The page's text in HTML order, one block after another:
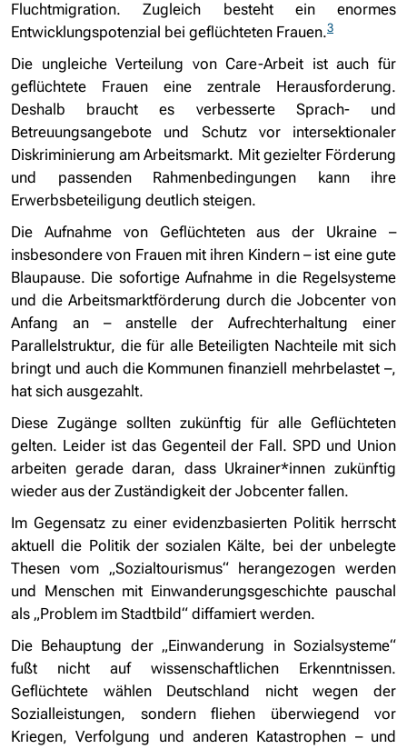
Fluchtmigration. Zugleich besteht ein enormes
Entwicklungspotenzial bei geflüchteten Frauen.3
Die ungleiche Verteilung von Care-Arbeit ist auch für
geflüchtete Frauen eine zentrale Herausforderung.
Deshalb braucht es verbesserte Sprach- und
Betreuungsangebote und Schutz vor intersektionaler
Diskriminierung am Arbeitsmarkt. Mit gezielter Förderung
und passenden Rahmenbedingungen kann ihre
Erwerbsbeteiligung deutlich steigen.
Die Aufnahme von Geflüchteten aus der Ukraine –
insbesondere von Frauen mit ihren Kindern – ist eine gute
Blaupause. Die sofortige Aufnahme in die Regelsysteme
und die Arbeitsmarktförderung durch die Jobcenter von
Anfang an – anstelle der Aufrechterhaltung einer
Parallelstruktur, die für alle Beteiligten Nachteile mit sich
bringt und auch die Kommunen finanziell mehrbelastet –,
hat sich ausgezahlt.
Diese Zugänge sollten zukünftig für alle Geflüchteten
gelten. Leider ist das Gegenteil der Fall. SPD und Union
arbeiten gerade daran, dass Ukrainer*innen zukünftig
wieder aus der Zuständigkeit der Jobcenter fallen.
Im Gegensatz zu einer evidenzbasierten Politik herrscht
aktuell die Politik der sozialen Kälte, bei der unbelegte
Thesen vom „Sozialtourismus“ herangezogen werden
und Menschen mit Einwanderungsgeschichte pauschal
als „Problem im Stadtbild“ diffamiert werden.
Die Behauptung der „Einwanderung in Sozialsysteme“
fußt nicht auf wissenschaftlichen Erkenntnissen.
Geflüchtete wählen Deutschland nicht wegen der
Sozialleistungen, sondern fliehen überwiegend vor
Kriegen, Verfolgung und anderen Katastrophen – und